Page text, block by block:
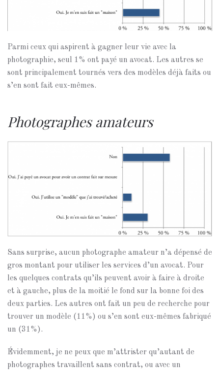
Parmi ceux qui aspirent à gagner leur vie avec la
photographie, seul 1% ont payé un avocat. Les autres se
sont principalement tournés vers des modèles déjà faits ou
s’en sont fait eux-mêmes.
Photographes amateurs
Sans surprise, aucun photographe amateur n’a dépensé de
gros montant pour utiliser les services d’un avocat. Pour
les quelques contrats qu’ils peuvent avoir à faire à droite
et à gauche, plus de la moitié le fond sur la bonne foi des
deux parties. Les autres ont fait un peu de recherche pour
trouver un modèle (11%) ou s’en sont eux-mêmes fabriqué
un (31%).
Évidemment, je ne peux que m’attrister qu’autant de
photographes travaillent sans contrat, ou avec un